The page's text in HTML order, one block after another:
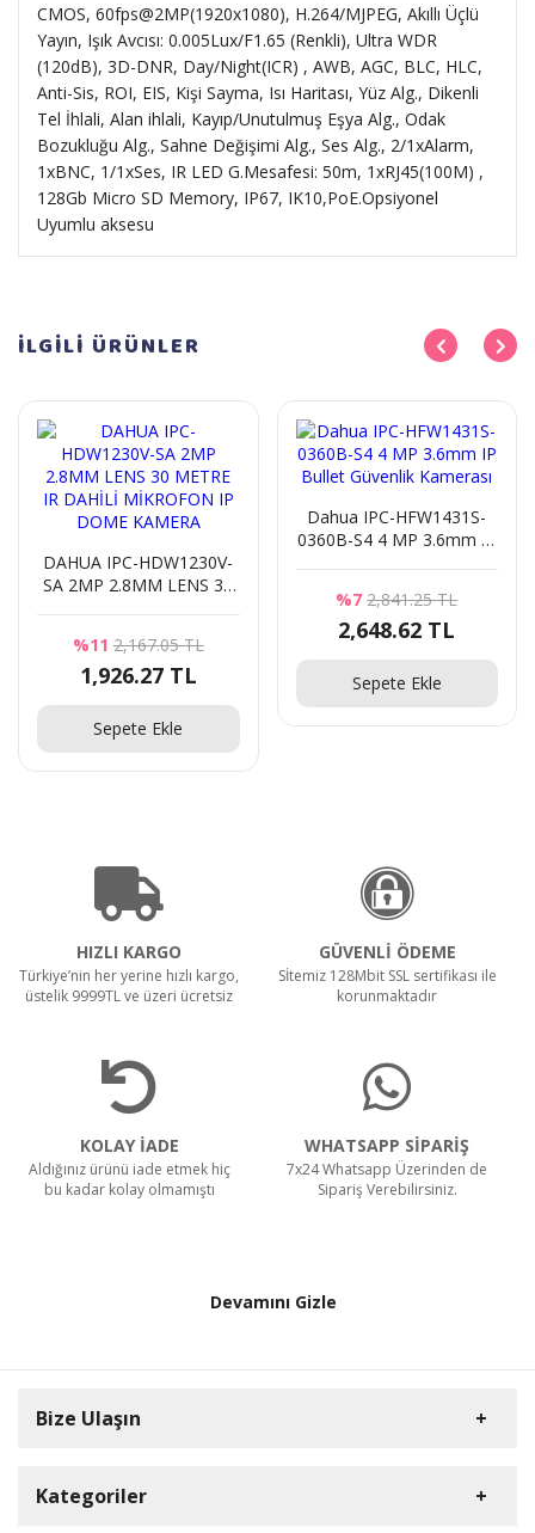
CMOS, 60fps@2MP(1920x1080), H.264/MJPEG, Akıllı Üçlü
Yayın, Işık Avcısı: 0.005Lux/F1.65 (Renkli), Ultra WDR
(120dB), 3D-DNR, Day/Night(ICR) , AWB, AGC, BLC, HLC,
Anti-Sis, ROI, EIS, Kişi Sayma, Isı Haritası, Yüz Alg., Dikenli
Tel İhlali, Alan ihlali, Kayıp/Unutulmuş Eşya Alg., Odak
Bozukluğu Alg., Sahne Değişimi Alg., Ses Alg., 2/1xAlarm,
1xBNC, 1/1xSes, IR LED G.Mesafesi: 50m, 1xRJ45(100M) ,
128Gb Micro SD Memory, IP67, IK10,PoE.Opsiyonel
Uyumlu aksesu
İLGİLİ ÜRÜNLER
DAHUA IPC-HDW1230V-
SA 2MP 2.8MM LENS 30
KAMERA
%11 2,167.05 TL
1,926.27 TL
Sepete Ekle
Dahua IPC-HFW1431S-
0360B-S4 4 MP 3.6mm IP
%7 2,841.25 TL
2,648.62 TL
Sepete Ekle
HIZLI KARGO
Türkiye’nin her yerine hızlı kargo,
üstelik 9999TL ve üzeri ücretsiz
GÜVENLİ ÖDEME
Sİtemiz 128Mbit SSL sertifikası ile
korunmaktadır
KOLAY İADE
Aldığınız ürünü iade etmek hiç
bu kadar kolay olmamıştı
WHATSAPP SİPARİŞ
7x24 Whatsapp Üzerinden de
Sipariş Verebilirsiniz.
Devamını Gizle
Bize Ulaşın
Kategoriler